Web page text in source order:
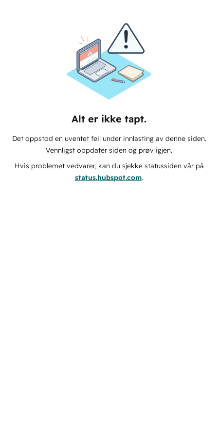
Alt er ikke tapt.
Det oppstod en uventet feil under innlasting av denne siden.
Vennligst oppdater siden og prøv igjen.
Hvis problemet vedvarer, kan du sjekke statussiden vår på
status.hubspot.com.